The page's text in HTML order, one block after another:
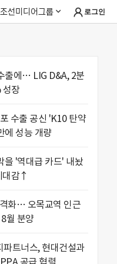
조선미디어그룹 로그인